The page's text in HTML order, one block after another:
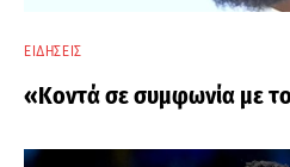
ΕΙΔΉΣΕΙΣ
«Κοντά σε συμφωνία με